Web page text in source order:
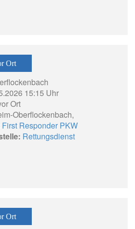
Ort
15:15 Uhr
Ort
Oberflockenbach,
First Responder PKW
Rettungsdienst
Ort